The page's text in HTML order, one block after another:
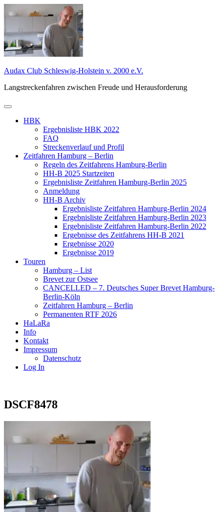
Inhalt
Audax Club Schleswig-Holstein v. 2000 e.V.
Langstreckenfahren zwischen Freude und Herausforderung
Primäres
HBK
Ergebnisliste HBK 2022
FAQ
Streckenverlauf und Profil
Zeitfahren Hamburg – Berlin
Regeln des Zeitfahrens Hamburg-Berlin
HH-B 2025 Startzeiten
Ergebnisliste Zeitfahren Hamburg-Berlin 2025
Anmeldung
HH-B Archiv
Ergebnisliste Zeitfahren Hamburg-Berlin 2024
Ergebnisliste Zeitfahren Hamburg-Berlin 2023
Ergebnisliste Zeitfahren Hamburg-Berlin 2022
Ergebnisse des Zeitfahrens HH-B 2021
Ergebnisse 2020
Ergebnisse 2019
Touren
Hamburg – List
Brevet zur Ostsee
CANCELLED – 7. Deutsches Super Brevet Hamburg-
Berlin-Köln
Zeitfahren Hamburg – Berlin
Permanenten RTF 2026
HaLaRa
Info
Kontakt
Impressum
Datenschutz
Log In
DSCF8478